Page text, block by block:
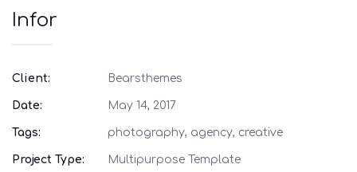
Infor
Client: Bearsthemes
Date: May 14, 2017
Tags: photography, agency, creative
Project Type: Multipurpose Template